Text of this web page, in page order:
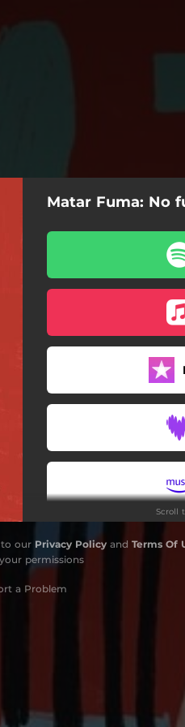
Matar Fuma: No
Scroll
to our Privacy Policyand Terms Of
your permissions
a Problem